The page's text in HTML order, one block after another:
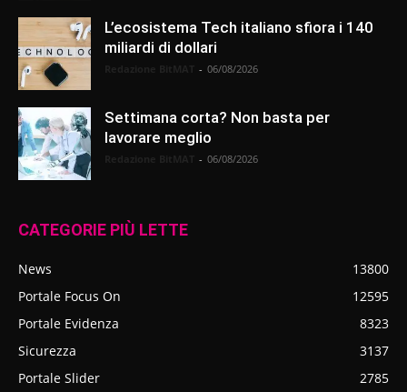
L’ecosistema Tech italiano sfiora i 140
miliardi di dollari
- 06/08/2026
Settimana corta? Non basta per
lavorare meglio
- 06/08/2026
CATEGORIE PIÙ LETTE
News
13800
Portale Focus On
12595
Portale Evidenza
8323
Sicurezza
3137
Portale Slider
2785